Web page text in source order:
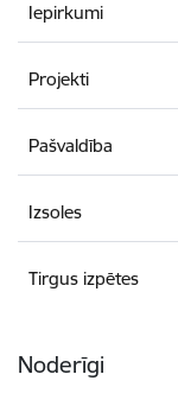
Iepirkumi
Projekti
Pašvaldība
Izsoles
Tirgus izpētes
Noderīgi